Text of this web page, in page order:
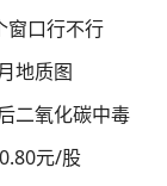
窗口行不行
地质图
二氧化碳中毒
元/股